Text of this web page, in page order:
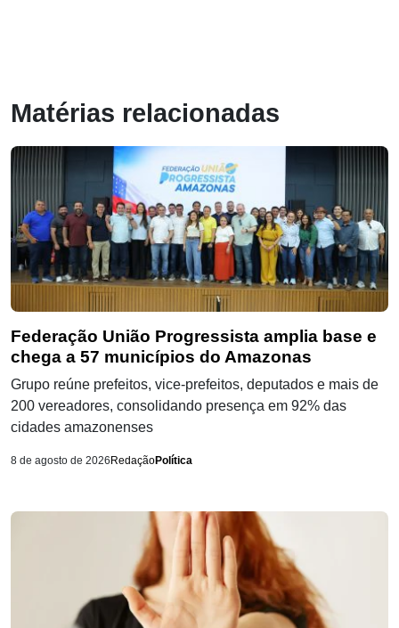
Matérias relacionadas
Federação União Progressista amplia base e
chega a 57 municípios do Amazonas
Grupo reúne prefeitos, vice-prefeitos, deputados e mais de
200 vereadores, consolidando presença em 92% das
cidades amazonenses
8 de agosto de 2026 RedaçãoPolítica